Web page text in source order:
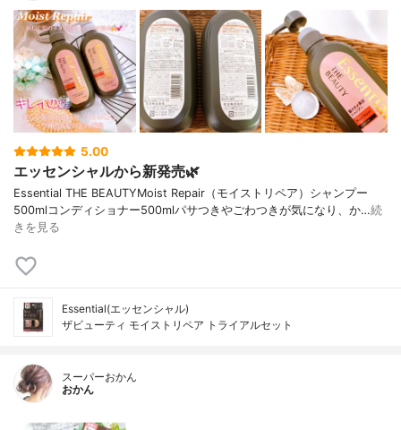
5.00
エッセンシャルから新発売🌿
Essential THE BEAUTYMoist Repair（モイストリペア）シャンプー
500mlコンディショナー500mlパサつきやごわつきが気になり、か…続
きを見る
Essential(エッセンシャル)
ザビューティ モイストリペア トライアルセット
スーパーおかん
おかん